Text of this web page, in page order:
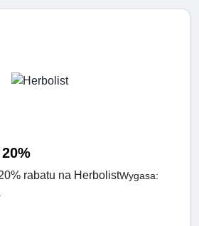
rabatu na HerbolistWygasa: